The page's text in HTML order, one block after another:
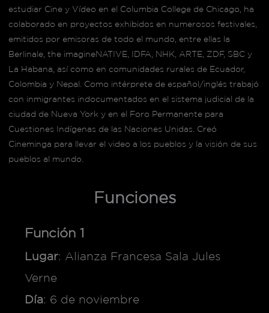
estudiar Cine y Vídeo en el Columbia College de Chicago, ha
colaborado en proyectos exhibidos en numerosos festivales,
emitidos por emisoras de todo el mundo, entre ellas la
Berlinale, the imagineNATIVE, IDFA, NHK, ARTE, ZDF, SBC y
La Habana, así como en comunidades rurales de Ecuador,
Colombia y Nepal. Como intérprete de español/inglés trabajó
con inmigrantes indocumentados en el sistema judicial de la
ciudad de Nueva York y en el Foro Permanente para
Cuestiones Indígenas de las Naciones Unidas. Creó
Cineminga para llevar el video a los pueblos y la visión de sus
pueblos al mundo.
Funciones
Función 1
Lugar: Alianza Francesa Sala Jules
Verne
Día: 6 de noviembre